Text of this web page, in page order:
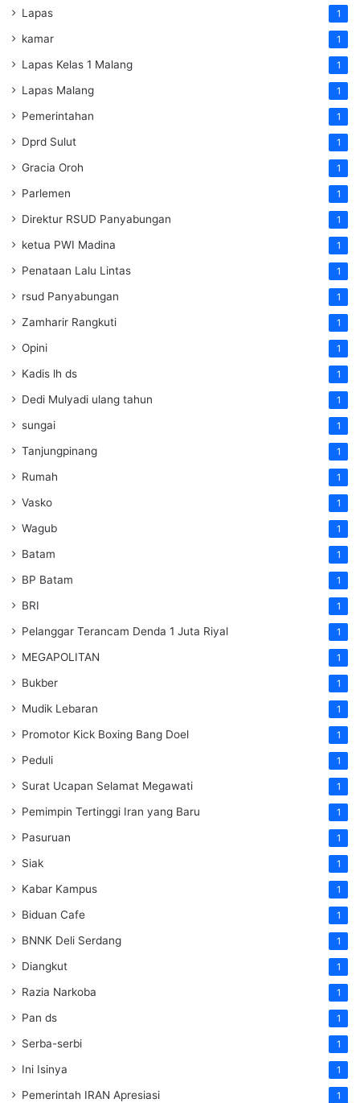
Lapas 1
kamar 1
Lapas Kelas 1 Malang 1
Lapas Malang 1
Pemerintahan 1
Dprd Sulut 1
Gracia Oroh 1
Parlemen 1
Direktur RSUD Panyabungan 1
ketua PWI Madina 1
Penataan Lalu Lintas 1
rsud Panyabungan 1
Zamharir Rangkuti 1
Opini 1
Kadis lh ds 1
Dedi Mulyadi ulang tahun 1
sungai 1
Tanjungpinang 1
Rumah 1
Vasko 1
Wagub 1
Batam 1
BP Batam 1
BRI 1
Pelanggar Terancam Denda 1 Juta Riyal 1
MEGAPOLITAN 1
Bukber 1
Mudik Lebaran 1
Promotor Kick Boxing Bang Doel 1
Peduli 1
Surat Ucapan Selamat Megawati 1
Pemimpin Tertinggi Iran yang Baru 1
Pasuruan 1
Siak 1
Kabar Kampus 1
Biduan Cafe 1
BNNK Deli Serdang 1
Diangkut 1
Razia Narkoba 1
Pan ds 1
Serba-serbi 1
Ini Isinya 1
Pemerintah IRAN Apresiasi 1